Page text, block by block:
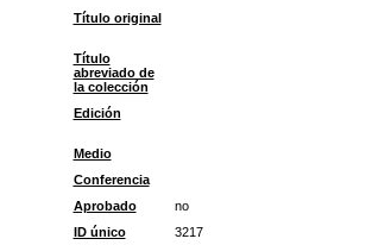
Título original
Título
abreviado de
la colección
Edición
Medio
Conferencia
Aprobado
no
ID único
3217